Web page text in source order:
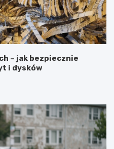
– jak bezpiecznie
i dysków